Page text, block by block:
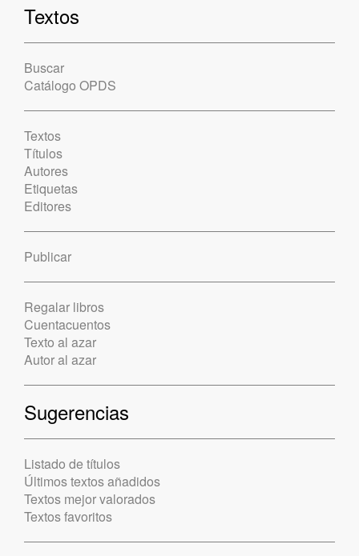
Textos
Buscar
Catálogo OPDS
Textos
Títulos
Autores
Etiquetas
Editores
Publicar
Regalar libros
Cuentacuentos
Texto al azar
Autor al azar
Sugerencias
Listado de títulos
Últimos textos añadidos
Textos mejor valorados
Textos favoritos